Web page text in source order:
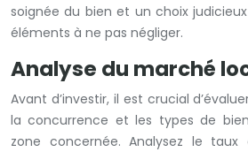
soignée du bien et un choix
éléments à ne pas négliger.
Analyse du marché
Avant d’investir, il est crucial
la concurrence et les types de
zone concernée. Analysez le